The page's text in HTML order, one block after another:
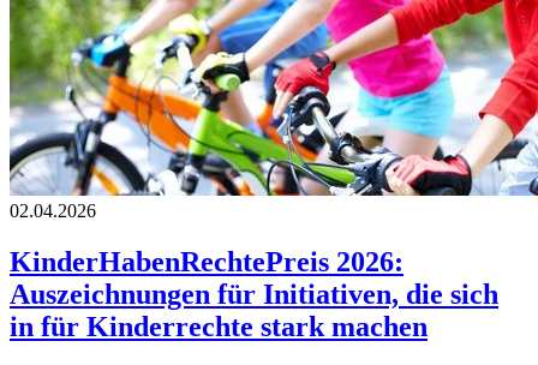
02.04.2026
KinderHabenRechtePreis 2026:
Auszeichnungen für Initiativen, die sich
in für Kinderrechte stark machen